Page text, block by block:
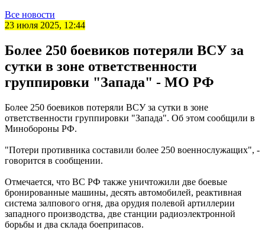
Все новости
23 июля 2025, 12:44
Более 250 боевиков потеряли ВСУ за
сутки в зоне ответственности
группировки "Запада" - МО РФ
Более 250 боевиков потеряли ВСУ за сутки в зоне
ответственности группировки "Запада". Об этом сообщили в
Минобороны РФ.
"Потери противника составили более 250 военнослужащих", -
говорится в сообщении.
Отмечается, что ВС РФ также уничтожили две боевые
бронированные машины, десять автомобилей, реактивная
система залпового огня, два орудия полевой артиллерии
западного производства, две станции радиоэлектронной
борьбы и два склада боеприпасов.